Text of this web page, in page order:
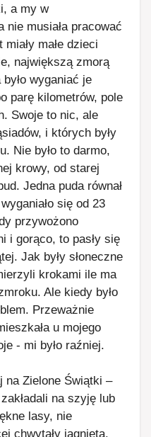
a my w
nie musiała pracować
małe dzieci
największą zmorą
wyganiać je
parę kilometrów, pole
Swoje to nic, ale
i których były
Nie było to darmo,
krowy, od starej
Jedna puda równał
się od 23
przywożono
i gorąco, to pasły się
Jak były słoneczne
krokami ile ma
Ale kiedy było
Przeważnie
u mojego
- mi było raźniej.
na Zielone Świątki –
na szyję lub
lasy, nie
chwytały jagnięta.